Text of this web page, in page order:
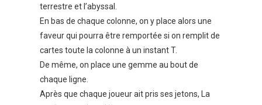
terrestre et l’abyssal.
En bas de chaque colonne, on y place alors une
faveur qui pourra être remportée si on remplit de
cartes toute la colonne à un instant T.
De même, on place une gemme au bout de
chaque ligne.
Après que chaque joueur ait pris ses jetons, La